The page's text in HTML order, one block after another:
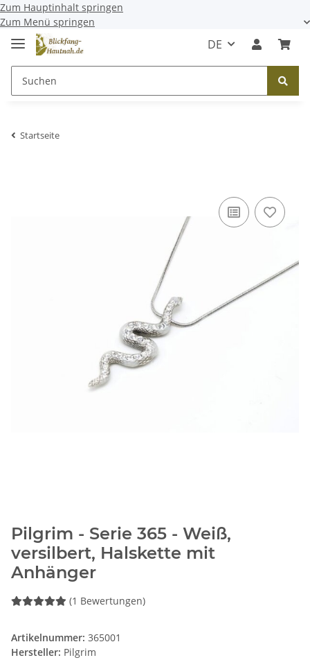
Zum Hauptinhalt springen
Zum Menü springen
DE
Startseite
Pilgrim - Serie 365 - Weiß,
versilbert, Halskette mit
Anhänger
(1 Bewertungen)
Artikelnummer: 365001
Hersteller: Pilgrim